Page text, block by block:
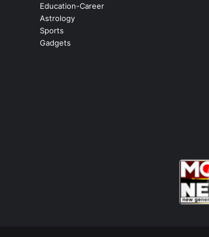
Education-Career
Astrology
Sports
Gadgets